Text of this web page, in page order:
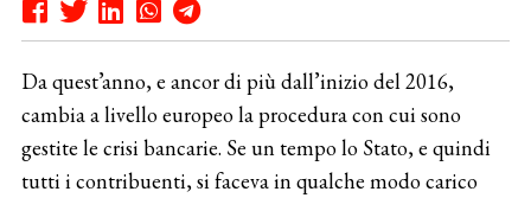
Da quest’anno, e ancor di più dall’inizio del 2016,
cambia a livello europeo la procedura con cui sono
gestite le crisi bancarie. Se un tempo lo Stato, e quindi
tutti i contribuenti, si faceva in qualche modo carico